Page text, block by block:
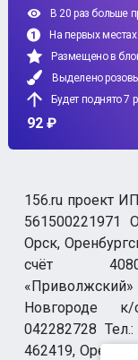
В 20 раз больше
На первых
Размещено в
Выделено
Будет поднято 7
92 ₽
156.ru проект
561500221971
Орск,
счёт
Новгороде к/
042282728
462419,